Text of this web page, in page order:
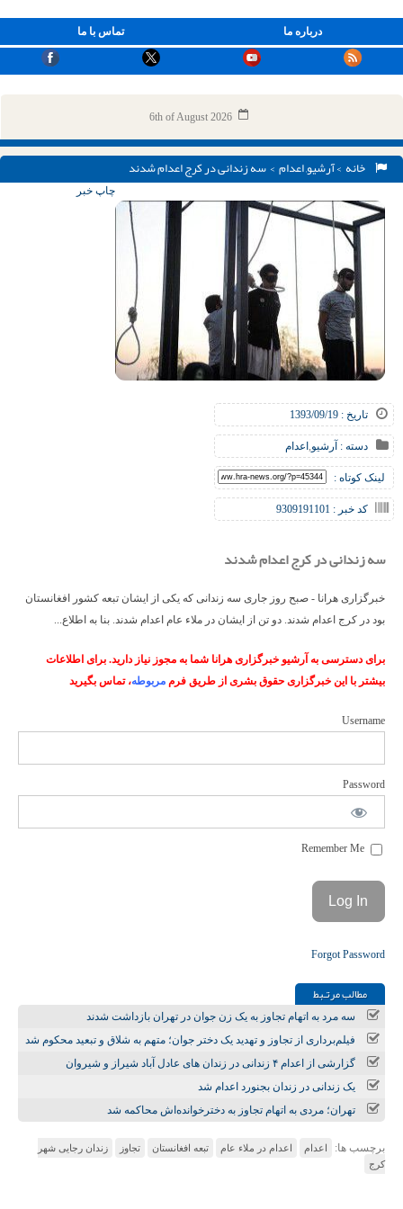
تماس با ما درباره ما
6th of August 2026
خانه >آرشیو,اعدام> سه زندانی در کرج اعدام شدند
تاریخ : 1393/09/19
دسته : آرشیو,اعدام
لینک کوتاه :
کد خبر : 9309191101
چاپ خبر
سه زندانی در کرج اعدام شدند
خبرگزاری هرانا - صبح روز جاری سه زندانی که یکی از ایشان تبعه کشور افغانستان
بود در کرج اعدام شدند. دو تن از ایشان در ملاء عام اعدام شدند. بنا به اطلاع...
برای دسترسی به آرشیو خبرگزاری هرانا شما به مجوز نیاز دارید. برای اطلاعات
بیشتر با این خبرگزاری حقوق بشری از طریق فرم مربوطه، تماس بگیرید
Username
Password
Forgot Password
مطالب مرتـبط
سه مرد به اتهام تجاوز به یک زن جوان در تهران بازداشت شدند
فیلم‌برداری از تجاوز و تهدید یک دختر جوان؛ متهم به شلاق و تبعید محکوم شد
گزارشی از اعدام ۴ زندانی در زندان های عادل آباد شیراز و شیروان
یک زندانی در زندان بجنورد اعدام شد
تهران؛ مردی به اتهام تجاوز به دخترخوانده‌اش محاکمه شد
برچسب ها: اعدام اعدام در ملاء عام تبعه افغانستان تجاوز
زندان رجایی شهر
کرج